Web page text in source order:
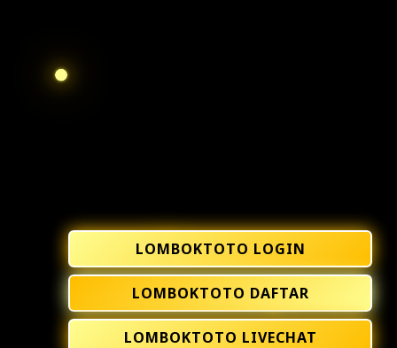
LOMBOKTOTO LOGIN
LOMBOKTOTO DAFTAR
LOMBOKTOTO LIVECHAT